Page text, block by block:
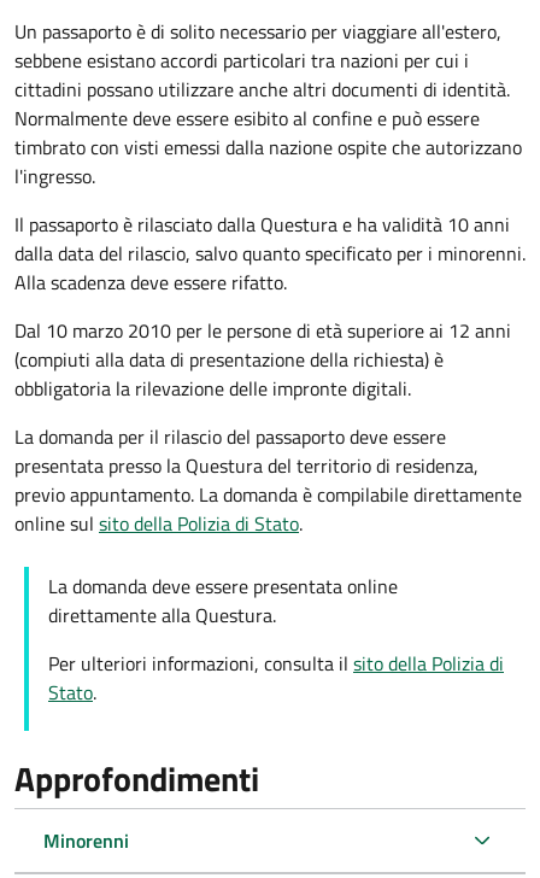
Un passaporto è di solito necessario per viaggiare all'estero,
sebbene esistano accordi particolari tra nazioni per cui i
cittadini possano utilizzare anche altri documenti di identità.
Normalmente deve essere esibito al confine e può essere
timbrato con visti emessi dalla nazione ospite che autorizzano
l'ingresso.
Il passaporto è rilasciato dalla Questura e ha validità 10 anni
dalla data del rilascio, salvo quanto specificato per i minorenni.
Alla scadenza deve essere rifatto.
Dal 10 marzo 2010 per le persone di età superiore ai 12 anni
(compiuti alla data di presentazione della richiesta) è
obbligatoria la rilevazione delle impronte digitali.
La domanda per il rilascio del passaporto deve essere
presentata presso la Questura del territorio di residenza,
previo appuntamento. La domanda è compilabile direttamente
online sul sito della Polizia di Stato.
La domanda deve essere presentata online
direttamente alla Questura.
Per ulteriori informazioni, consulta il sito della Polizia di
Stato.
Approfondimenti
Minorenni